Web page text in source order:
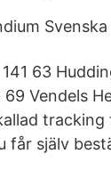
Svenska
63
Vendels
får själv